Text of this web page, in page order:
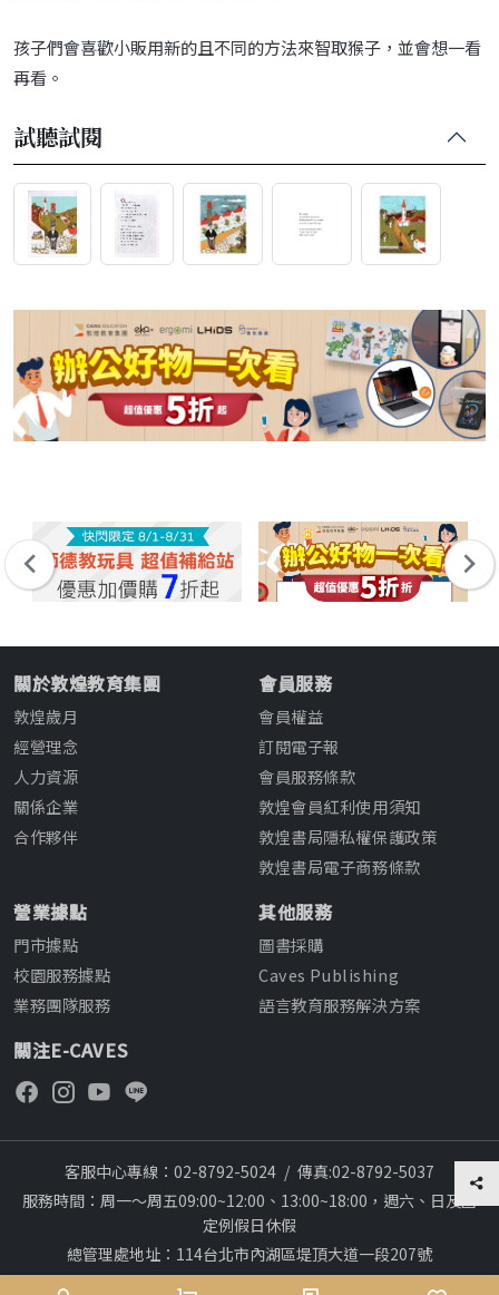
孩子們會喜歡小販用新的且不同的方法來智取猴子，並會想一看
再看。
試聽試閱
關於敦煌教育集團
敦煌歲月
經營理念
人力資源
關係企業
合作夥伴
會員服務
會員權益
訂閱電子報
會員服務條款
敦煌會員紅利使用須知
敦煌書局隱私權保護政策
敦煌書局電子商務條款
營業據點
門市據點
校園服務據點
業務團隊服務
其他服務
圖書採購
Caves Publishing
語言教育服務解決方案
關注E-CAVES
客服中心專線：02-8792-5024 / 傳真:02-8792-5037
服務時間：周一～周五09:00~12:00、13:00~18:00，週六、日及國
定例假日休假
總管理處地址：114台北市內湖區堤頂大道一段207號
本網站建議採用chrome瀏覽器,瀏覽更順暢